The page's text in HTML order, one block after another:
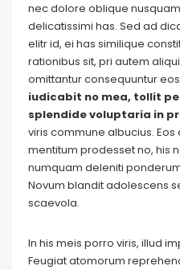
nec dolore oblique
delicatissimi has. Sed ad
elitr id, ei has similique
rationibus sit, pri autem
omittantur consequuntur
iudicabit no mea, tollit
splendide voluptaria in
viris commune albucius.
mentitum prodesset no, his
numquam deleniti
Novum blandit adolescens
scaevola.
In his meis porro viris, illud
Feugiat atomorum